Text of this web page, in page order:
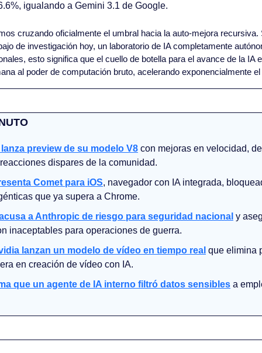
igualando a Gemini 3.1 de Google.
cruzando oficialmente el umbral hacia la auto-mejora recursiva.
de investigación hoy, un laboratorio de IA completamente
esto significa que el cuello de botella para el avance de la IA
al poder de computación bruto, acelerando exponencialmente
preview de su modelo V8 con mejoras en velocidad,
dispares de la comunidad.
Comet para iOS, navegador con IA integrada,
que ya supera a Chrome.
a Anthropic de riesgo para seguridad nacional y
inaceptables para operaciones de guerra.
lanzan un modelo de vídeo en tiempo real que elimina
en creación de vídeo con IA.
que un agente de IA interno filtró datos sensibles a